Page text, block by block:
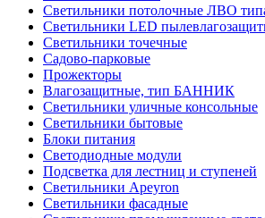
Светильники потолочные ЛВО
Светильники LED
Светильники точечные
Садово-парковые
Прожекторы
Влагозащитные, тип БАННИК
Светильники уличные консольные
Светильники бытовые
Блоки питания
Светодиодные модули
Подсветка для лестниц и ступеней
Светильники Apeyron
Светильники фасадные